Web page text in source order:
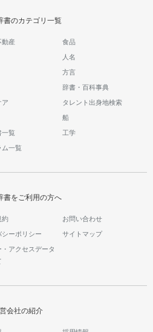
書のカテゴリ一覧
動産 食品
人名
方言
辞書・百科事典
ア タレント出身地検索
船
一覧 工学
ム一覧
書をご利用の方へ
約 お問い合わせ
シーポリシー サイトマップ
・アクセスデータ
会社の紹介